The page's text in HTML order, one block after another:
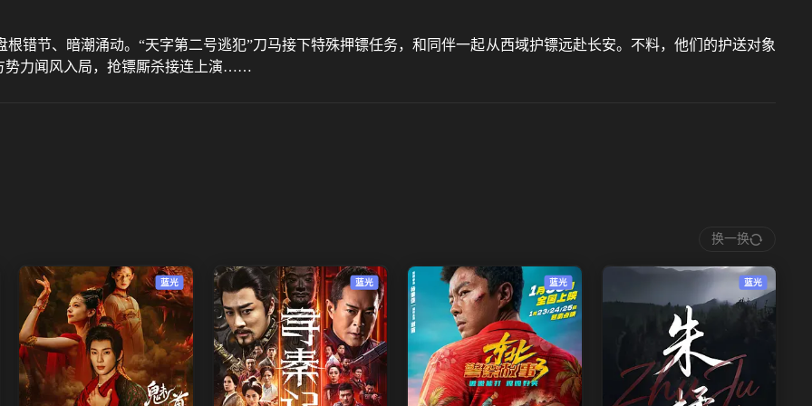
错节、暗潮涌动。“天字第二号逃犯”刀马接下特殊押镖任务，和同伴一起从西域护镖远赴长安。不料，他们的护送对象
势力闻风入局，抢镖厮杀接连上演……
换一换
蓝光 蓝光 蓝光 蓝光